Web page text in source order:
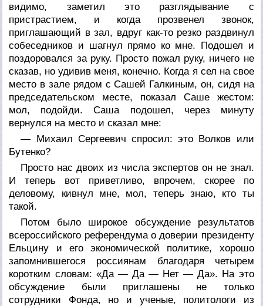
видимо, заметил это разглядывание с
пристрастием, и когда прозвенел звонок,
приглашающий в зал, вдруг как-то резко раздвинул
собеседников и шагнул прямо ко мне. Подошел и
поздоровался за руку. Просто пожал руку, ничего не
сказав, но удивив меня, конечно. Когда я сел на свое
место в зале рядом с Сашей Галкиным, он, сидя на
председательском месте, показал Саше жестом:
мол, подойди. Саша подошел, через минуту
вернулся на место и сказал мне:
— Михаил Сергеевич спросил: это Волков или
Бутенко?
Просто нас двоих из числа экспертов он не знал.
И теперь вот приветливо, впрочем, скорее по
деловому, кивнул мне, мол, теперь знаю, кто ты
такой.
Потом было широкое обсуждение результатов
всероссийского референдума о доверии президенту
Ельцину и его экономической политике, хорошо
запомнившегося россиянам благодаря четырем
коротким словам: «Да — Да — Нет — Да». На это
обсуждение были приглашены не только
сотрудники Фонда, но и ученые, политологи из